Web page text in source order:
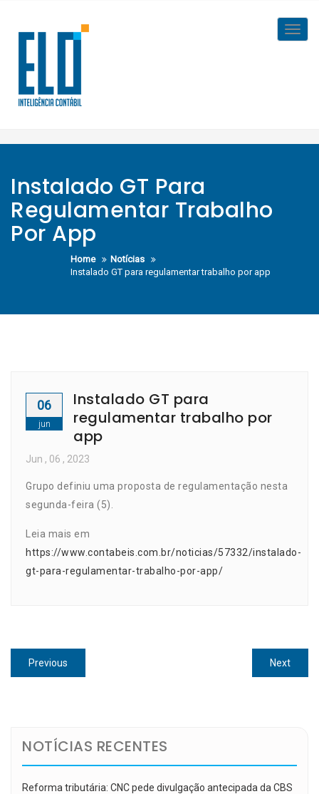
content
Instalado GT Para
Regulamentar Trabalho
Por App
Home
Notícias
Instalado GT para regulamentar trabalho por app
06
jun
Instalado GT para
regulamentar trabalho por
app
Jun , 06 , 2023
Grupo definiu uma proposta de regulamentação nesta
segunda-feira (5).
Leia mais em
https://www.contabeis.com.br/noticias/57332/instalado-
gt-para-regulamentar-trabalho-por-app/
Navegação
de
Previous
post:
NextNext
post:
NOTÍCIAS RECENTES
Reforma tributária: CNC pede divulgação antecipada da CBS